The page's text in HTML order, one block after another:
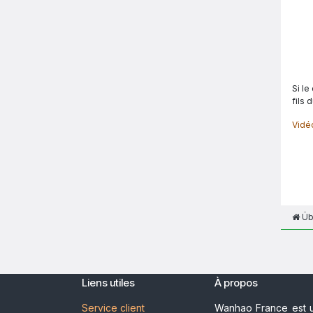
Si le
fils
Liens utiles
Service client
À propos
Wanhao France est